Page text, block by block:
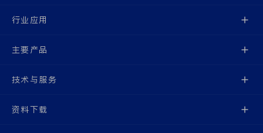
行业应用
主要产品
技术与服务
资料下载